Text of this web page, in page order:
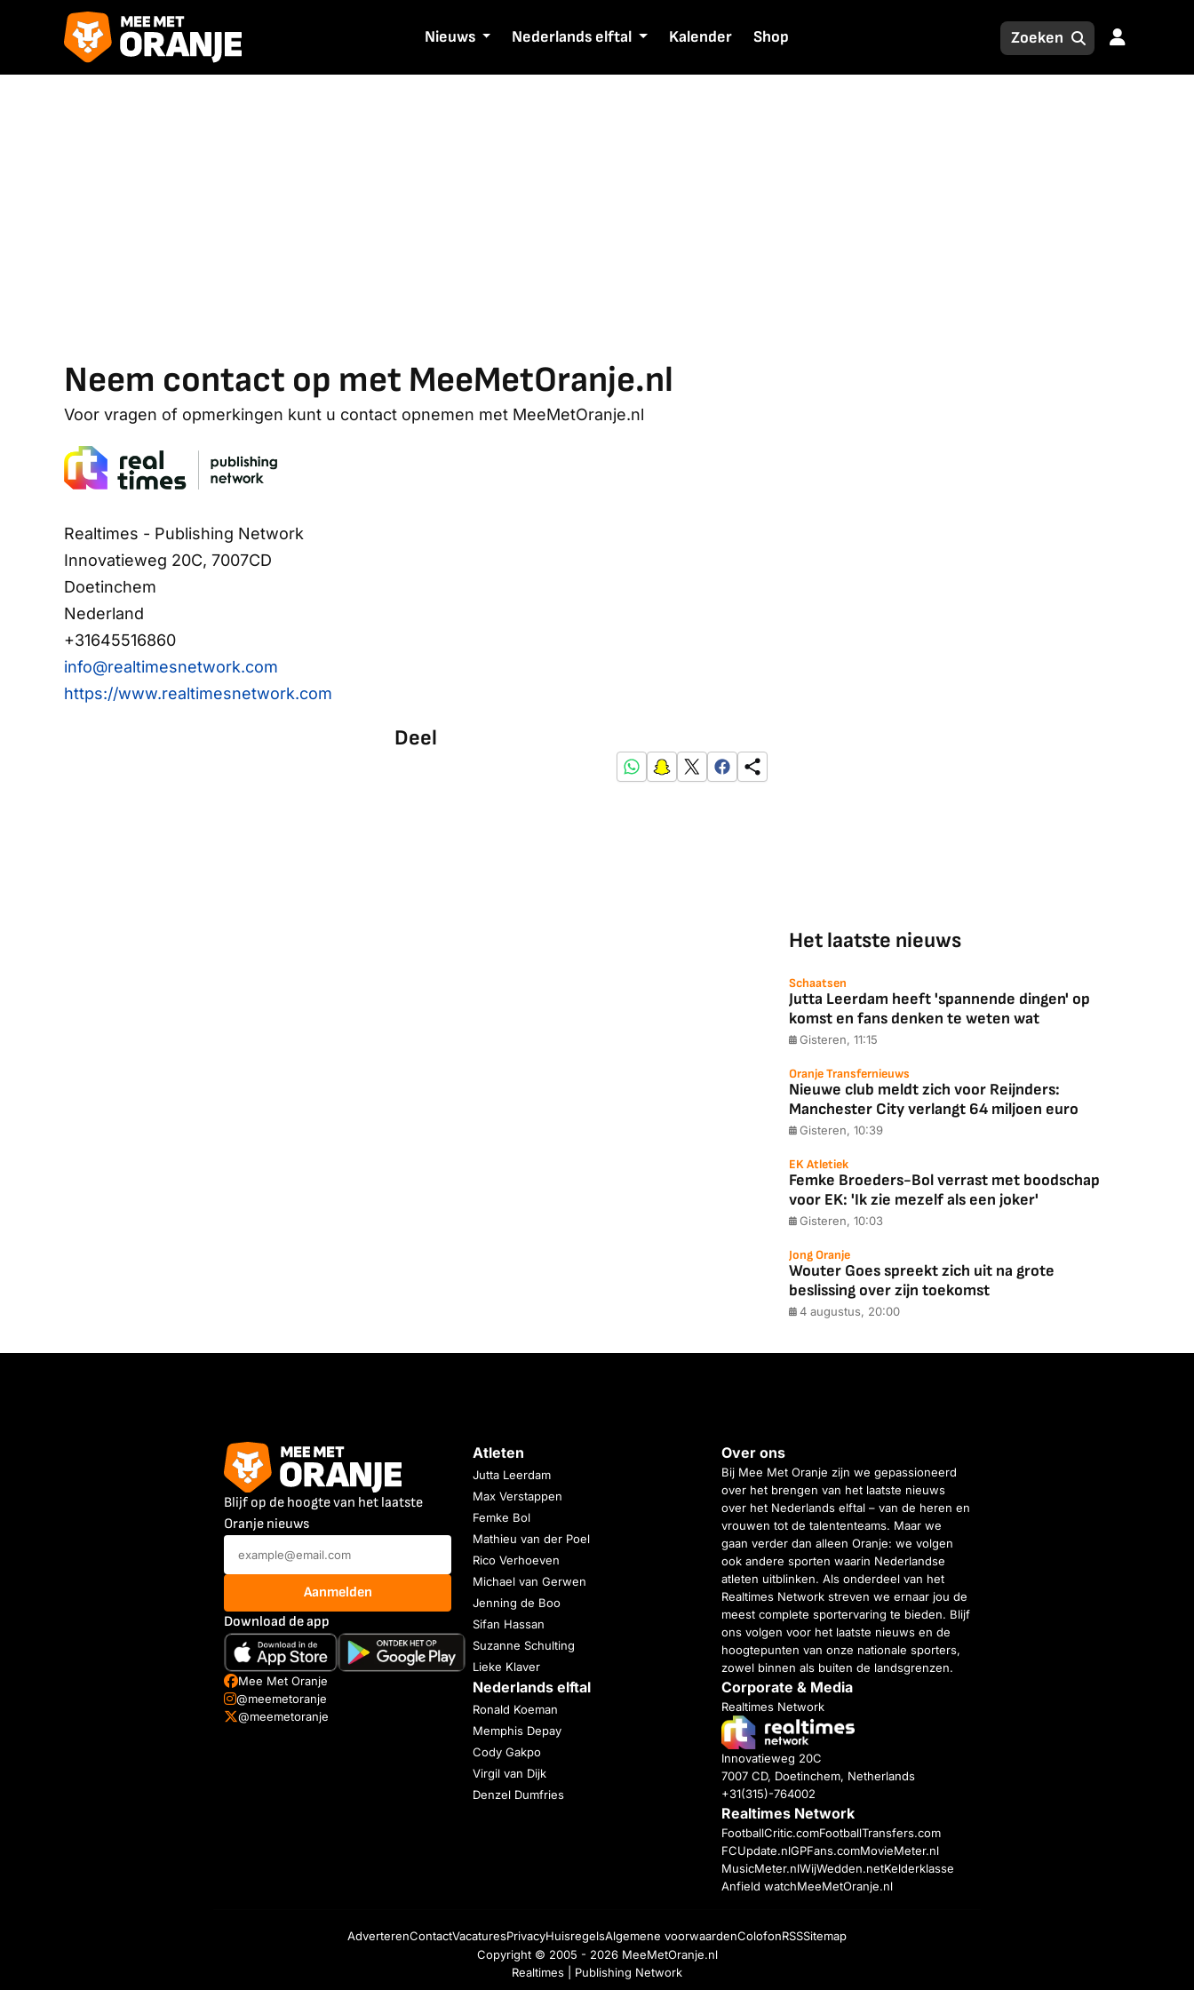
Nieuws Nederlands elftal Kalender Shop
Neem contact op met MeeMetOranje.nl
Voor vragen of opmerkingen kunt u contact opnemen met MeeMetOranje.nl
Realtimes - Publishing Network
Innovatieweg 20C, 7007CD
Doetinchem
Nederland
+31645516860
info@realtimesnetwork.com
https://www.realtimesnetwork.com
Deel
Het laatste nieuws
Schaatsen
Jutta Leerdam heeft 'spannende dingen' op
komst en fans denken te weten wat
Gisteren, 11:15
Oranje Transfernieuws
Nieuwe club meldt zich voor Reijnders:
Manchester City verlangt 64 miljoen euro
Gisteren, 10:39
EK Atletiek
Femke Broeders-Bol verrast met boodschap
voor EK: 'Ik zie mezelf als een joker'
Gisteren, 10:03
Jong Oranje
Wouter Goes spreekt zich uit na grote
beslissing over zijn toekomst
4 augustus, 20:00
Blijf op de hoogte van het laatste
Oranje nieuws
Aanmelden
Download de app
Mee Met Oranje
@meemetoranje
@meemetoranje
Atleten
Jutta Leerdam
Max Verstappen
Femke Bol
Mathieu van der Poel
Rico Verhoeven
Michael van Gerwen
Jenning de Boo
Sifan Hassan
Suzanne Schulting
Lieke Klaver
Nederlands elftal
Ronald Koeman
Memphis Depay
Cody Gakpo
Virgil van Dijk
Denzel Dumfries
Over ons
Bij Mee Met Oranje zijn we gepassioneerd
over het brengen van het laatste nieuws
over het Nederlands elftal – van de heren en
vrouwen tot de talententeams. Maar we
gaan verder dan alleen Oranje: we volgen
ook andere sporten waarin Nederlandse
atleten uitblinken. Als onderdeel van het
Realtimes Network streven we ernaar jou de
meest complete sportervaring te bieden. Blijf
ons volgen voor het laatste nieuws en de
hoogtepunten van onze nationale sporters,
zowel binnen als buiten de landsgrenzen.
Corporate & Media
Realtimes Network
Innovatieweg 20C
7007 CD, Doetinchem, Netherlands
+31(315)-764002
Realtimes Network
FootballCritic.comFootballTransfers.com
FCUpdate.nlGPFans.comMovieMeter.nl
MusicMeter.nlWijWedden.netKelderklasse
Anfield watchMeeMetOranje.nl
AdverterenContactVacaturesPrivacyHuisregelsAlgemene voorwaardenColofonRSSSitemap
Copyright © 2005 - 2026 MeeMetOranje.nl
Realtimes | Publishing Network